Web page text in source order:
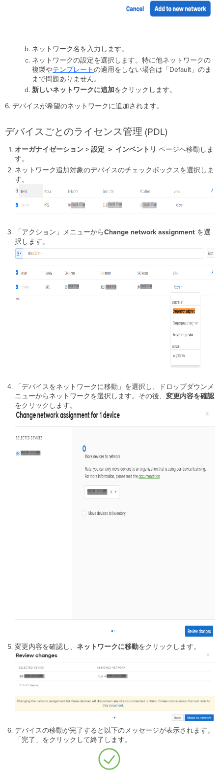
ネットワーク名を入力します。
ネットワークの設定を選択します。特に他ネットワークの
複製やテンプレートの適用をしない場合は「Default」のま
まで問題ありません。
新しいネットワークに追加をクリックします。
6. デバイスが希望のネットワークに追加されます。
デバイスごとのライセンス管理 (PDL)
オーガナイゼーション > 設定 ＞ インベントリ ページへ移動しま
す。
ネットワーク追加対象のデバイスのチェックボックスを選択しま
す。
「アクション」メニューからChangenetwork assignment を選
択します。
「デバイスをネットワークに移動」を選択し、ドロップダウンメ
ニューからネットワークを選択します。その後、 変更内容を確認
をクリックします。
変更内容を確認し、 ネットワークに移動をクリックします。
デバイスの移動が完了すると以下のメッセージが表示されます。
「完了」をクリックして終了します。